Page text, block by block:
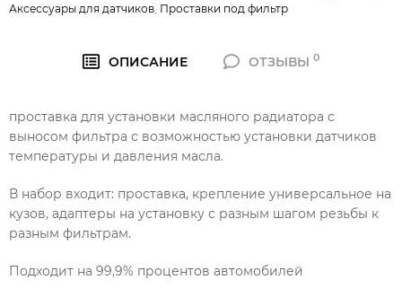
Аксессуары для датчиков Проставки под фильтр
ОПИСАНИЕ ОТЗЫВЫ0
проставка для установки масляного радиатора с
выносом фильтра с возможностью установки датчиков
температуры и давления масла.
В набор входит: проставка, крепление универсальное на
кузов, адаптеры на установку с разным шагом резьбы к
разным фильтрам.
Подходит на 99,9% процентов автомобилей